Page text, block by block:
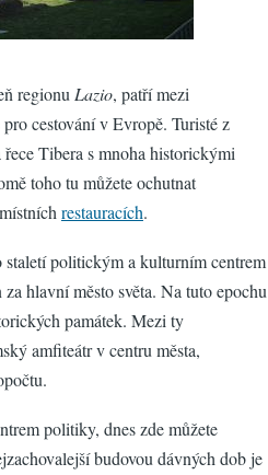
regionu Lazio, patří mezi
cestování v Evropě. Turisté z
Tibera s mnoha historickými
toho tu můžete ochutnat
restauracích.
politickým a kulturním centrem
hlavní město světa. Na tuto epochu
památek. Mezi ty
amfiteátr v centru města,
politiky, dnes zde můžete
budovou dávných dob je